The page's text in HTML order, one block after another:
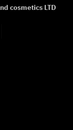
and cosmetics LTD